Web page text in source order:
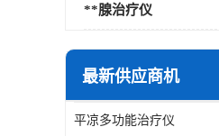
**腺治疗仪
最新供应商机
平凉多功能治疗仪